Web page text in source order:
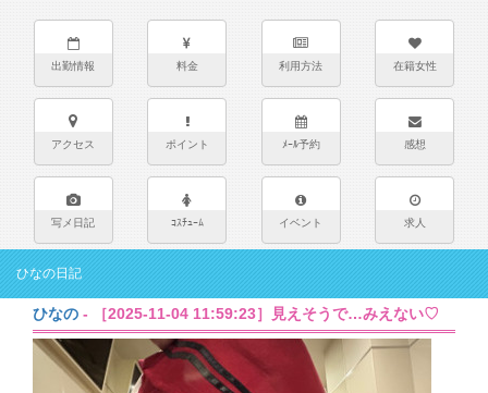
出勤情報 料金 利用方法 在籍女性
アクセス ポイント ﾒｰﾙ予約 感想
写メ日記 ｺｽﾁｭｰﾑ イベント 求人
ひなの日記
ひなの - ［2025-11-04 11:59:23］見えそうで…みえない♡